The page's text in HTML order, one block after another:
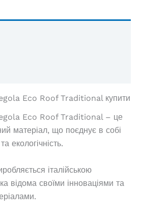
Eco Roof Traditional купити
Eco Roof Traditional – це
матеріал, що поєднує в собі
екологічність.
італійською
відома своїми інноваціями та